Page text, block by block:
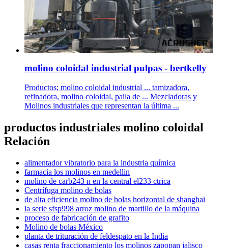
molino coloidal industrial pulpas - bertkelly
Productos; molino coloidal industrial ... tamizadora,
refinadora, molino coloidal, paila de ... Mezcladoras y
Molinos industriales que representan la última ...
productos industriales molino coloidal
Relación
alimentador vibratorio para la industria química
farmacia los molinos en medellin
molino de carb243 n en la central el233 ctrica
Centrífuga molino de bolas
de alta eficiencia molino de bolas horizontal de shanghai
la serie sfsp998 arroz molino de martillo de la máquina
proceso de fabricación de grafito
Molino de bolas México
planta de trituración de feldespato en la India
casas renta fraccionamiento los molinos zapopan jalisco